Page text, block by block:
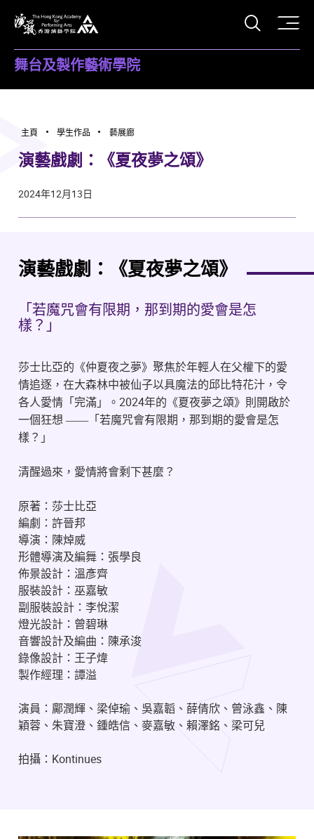
打開
舞台及製作藝術學院
主頁 學生作品 藝展廊
演藝戲劇：《夏夜夢之頌》
2024年12月13日
演藝戲劇：《夏夜夢之頌》
「若魔咒會有限期，那到期的愛會是怎
樣？」
莎⼠比亞的《仲夏夜之夢》聚焦於年輕⼈在⽗權下的愛
情追逐，在⼤森林中被仙⼦以具魔法的邱比特花汁，令
各⼈愛情「完滿」。 2024年的《夏夜夢之頌》則開啟於
⼀個狂想 —— 「若魔咒會有限期，那到期的愛會是怎
樣 ？ 」
清醒過來，愛情將會剩下甚麼 ？
原著：莎士比亞
編劇：許晉邦
導演：陳焯威
形體導演及編舞：張學良
佈景設計：溫彥齊
服裝設計：巫嘉敏
副服裝設計：李悅潔
燈光設計：曾碧琳
音響設計及編曲：陳承浚
錄像設計：王子煒
製作經理：譚溢
演員：鄺潤輝、梁倬瑜、吳嘉韜、薛倩欣、曾泳鑫、陳
穎蓉、朱寶澄、鍾皓信、麥嘉敏、賴澤銘、梁可兒
拍攝：Kontinues